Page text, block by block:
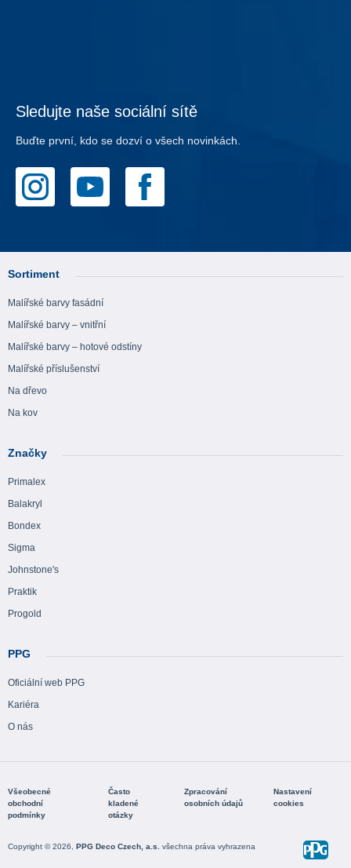
Sledujte naše sociální sítě
Buďte první, kdo se dozví o všech novinkách.
Sortiment
Malířské barvy fasádní
Malířské barvy – vnitřní
Malířské barvy – hotové odstíny
Malířské příslušenství
Na dřevo
Na kov
Značky
Primalex
Balakryl
Bondex
Sigma
Johnstone's
Praktik
Progold
PPG
Oficiální web PPG
Kariéra
O nás
Všeobecné
obchodní
podmínky
Často
kladené
otázky
Zpracování
osobních údajů
Nastavení
cookies
Copyright © 2026, PPG Deco Czech, a.s. všechna práva vyhrazena